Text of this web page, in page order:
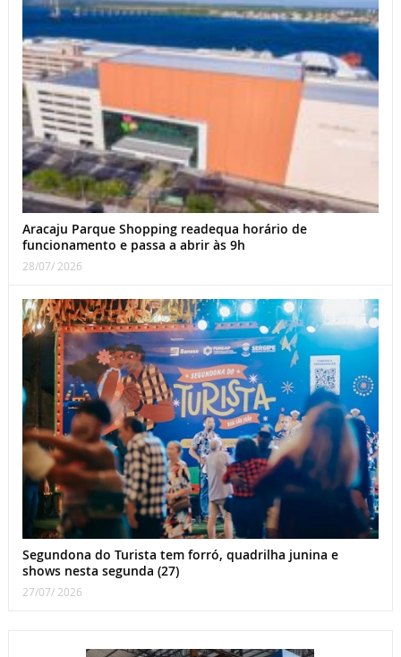
Aracaju Parque Shopping readequa horário de
funcionamento e passa a abrir às 9h
28/07/ 2026
Segundona do Turista tem forró, quadrilha junina e
shows nesta segunda (27)
27/07/ 2026